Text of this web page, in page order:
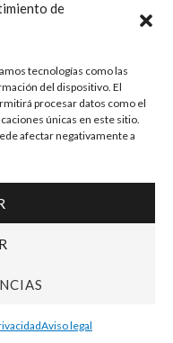
de
tecnologías como las
del dispositivo. El
procesar datos como el
únicas en este sitio.
afectar negativamente a
Aviso legal